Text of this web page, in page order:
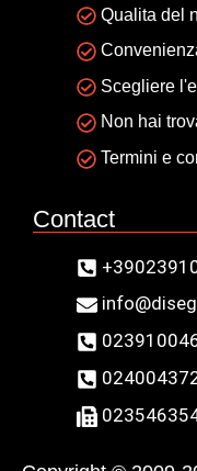
Qualita del
Scegliere
Non hai
Termini e
Contact